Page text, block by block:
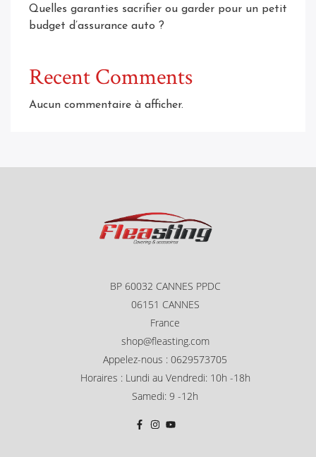
Quelles garanties sacrifier ou garder pour un petit
budget d’assurance auto ?
Recent Comments
Aucun commentaire à afficher.
BP 60032 CANNES PPDC
06151 CANNES
France
shop@fleasting.com
Appelez-nous : 0629573705
Horaires : Lundi au Vendredi: 10h -18h
Samedi: 9 -12h